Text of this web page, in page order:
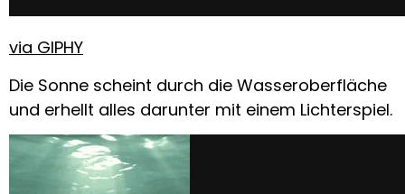
via GIPHY
Die Sonne scheint durch die Wasseroberfläche
und erhellt alles darunter mit einem Lichterspiel.